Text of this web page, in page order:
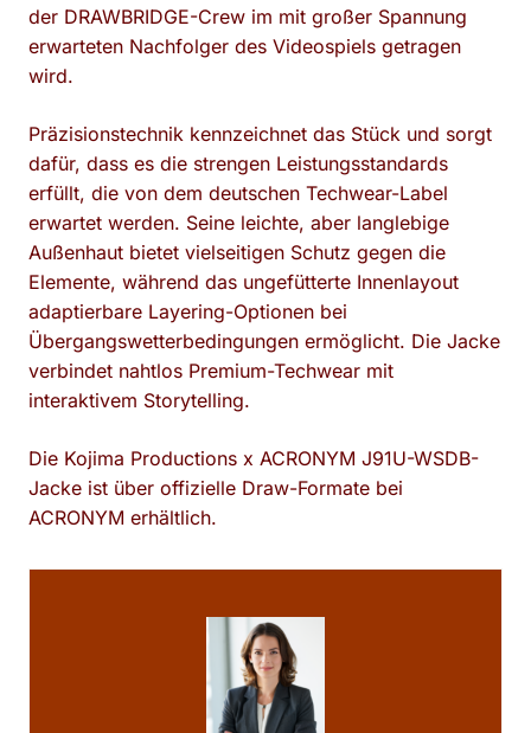
der DRAWBRIDGE-Crew im mit großer Spannung
erwarteten Nachfolger des Videospiels getragen
wird.
Präzisionstechnik kennzeichnet das Stück und sorgt
dafür, dass es die strengen Leistungsstandards
erfüllt, die von dem deutschen Techwear-Label
erwartet werden. Seine leichte, aber langlebige
Außenhaut bietet vielseitigen Schutz gegen die
Elemente, während das ungefütterte Innenlayout
adaptierbare Layering-Optionen bei
Übergangswetterbedingungen ermöglicht. Die Jacke
verbindet nahtlos Premium-Techwear mit
interaktivem Storytelling.
Die Kojima Productions x ACRONYM J91U-WSDB-
Jacke ist über offizielle Draw-Formate bei
ACRONYM erhältlich.